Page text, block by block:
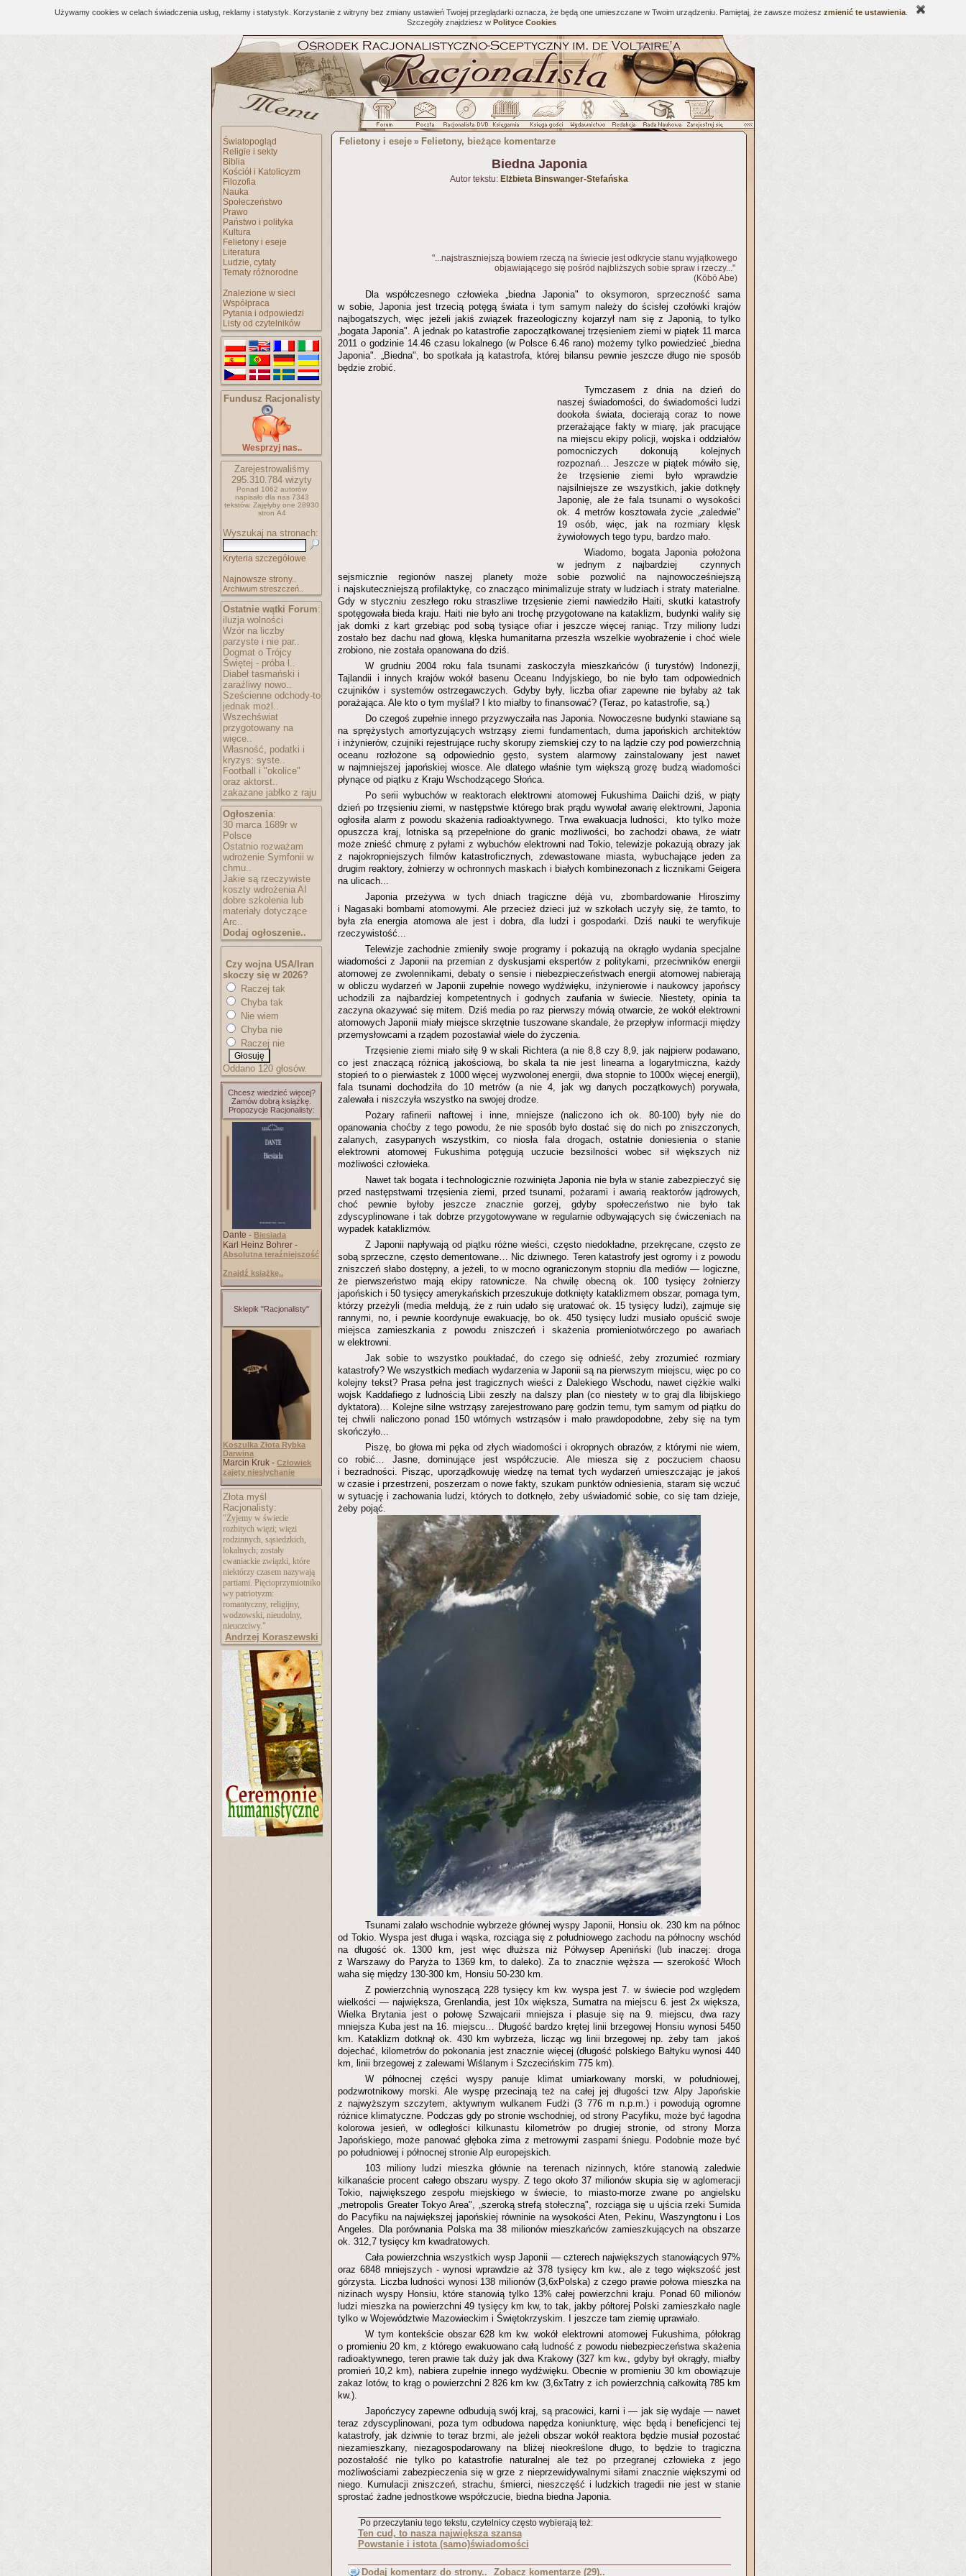
Używamy cookies w celach świadczenia usług, reklamy i statystyk. Korzystanie z witryny bez zmiany ustawień Twojej przeglądarki oznacza, że będą one umieszczane w Twoim urządzeniu. Pamiętaj, że zawsze możesz zmienić te ustawienia
Szczegóły znajdziesz w Polityce Cookies
Światopogląd
Religie i sekty
Biblia
Kościół i Katolicyzm
Filozofia
Nauka
Społeczeństwo
Prawo
Państwo i polityka
Kultura
Felietony i eseje
Literatura
Ludzie, cytaty
Tematy różnorodne
Znalezione w sieci
Współpraca
Pytania i odpowiedzi
Listy od czytelników
Fundusz Racjonalisty
Wesprzyj nas..
Zarejestrowaliśmy
295.310.784 wizyty
Ponad 1062 autorów
napisało dla nas 7343
tekstów. Zajęłyby one 28930
stron A4
Wyszukaj na stronach:
Kryteria szczegółowe
Najnowsze strony..
Archiwum streszczeń..
Ostatnie wątki Forum:
iluzja wolności
Wzór na liczby
parzyste i nie par..
Dogmat o Trójcy
Świętej - próba l..
Diabeł tasmański i
zaraźliwy nowo..
Sześcienne odchody-to
jednak możl..
Wszechświat
przygotowany na
więce..
Własność, podatki i
kryzys: syste..
Football i "okolice"
oraz aktorst..
zakazane jabłko z raju
Ogłoszenia:
30 marca 1689r w
Polsce
Ostatnio rozważam
wdrożenie Symfonii w
chmu..
Jakie są rzeczywiste
koszty wdrożenia AI
dobre szkolenia lub
materiały dotyczące
Arc..
Dodaj ogłoszenie..
Czy wojna USA/Iran
skoczy się w 2026?
Raczej tak
Chyba tak
Nie wiem
Chyba nie
Raczej nie
Oddano 120 głosów.
Chcesz wiedzieć więcej?
Zamów dobrą książkę.
Propozycje Racjonalisty:
Dante - Biesiada
Karl Heinz Bohrer -
Absolutna teraźniejszość
Znajdź książkę..
Sklepik "Racjonalisty"
Koszulka Złota Rybka
Darwina
Marcin Kruk - Człowiek
zajęty niesłychanie
Złota myśl
Racjonalisty:
"Żyjemy w świecie
rozbitych więzi; więzi
rodzinnych, sąsiedzkich,
lokalnych; zostały
cwaniackie związki, które
niektórzy czasem nazywają
partiami. Pięcioprzymiotniko
wy patriotyzm:
romantyczny, religijny,
wodzowski, nieudolny,
nieuczciwy."
Andrzej Koraszewski
Felietony i eseje » Felietony, bieżące komentarze
Biedna Japonia
Autor tekstu: Elżbieta Binswanger-Stefańska
"...najstraszniejszą bowiem rzeczą na świecie jest odkrycie stanu wyjątkowego
objawiającego się pośród najbliższych sobie spraw i rzeczy..."
(Kōbō Abe)
Dla współczesnego człowieka „biedna Japonia" to oksymoron, sprzeczność sama
w sobie, Japonia jest trzecią potęgą świata i tym samym należy do ścisłej czołówki krajów
najbogatszych, więc jeżeli jakiś związek frazeologiczny kojarzył nam się z Japonią, to tylko
„bogata Japonia". A jednak po katastrofie zapoczątkowanej trzęsieniem ziemi w piątek 11 marca
2011 o godzinie 14.46 czasu lokalnego (w Polsce 6.46 rano) możemy tylko powiedzieć „biedna
Japonia". „Biedna", bo spotkała ją katastrofa, której bilansu pewnie jeszcze długo nie sposób
będzie zrobić.
Tymczasem z dnia na dzień do
naszej świadomości, do świadomości ludzi
dookoła świata, docierają coraz to nowe
przerażające fakty w miarę, jak pracujące
na miejscu ekipy policji, wojska i oddziałów
pomocniczych dokonują kolejnych
rozpoznań… Jeszcze w piątek mówiło się,
że trzęsienie ziemi było wprawdzie
najsilniejsze ze wszystkich, jakie dotknęły
Japonię, ale że fala tsunami o wysokości
ok. 4 metrów kosztowała życie „zaledwie"
19 osób, więc, jak na rozmiary klęsk
żywiołowych tego typu, bardzo mało.
Wiadomo, bogata Japonia położona
w jednym z najbardziej czynnych
sejsmicznie regionów naszej planety może sobie pozwolić na najnowocześniejszą
i najskuteczniejszą profilaktykę, co znacząco minimalizuje straty w ludziach i straty materialne.
Gdy w styczniu zeszłego roku straszliwe trzęsienie ziemi nawiedziło Haiti, skutki katastrofy
spotęgowała bieda kraju. Haiti nie było ani trochę przygotowane na kataklizm, budynki waliły się
jak domki z kart grzebiąc pod sobą tysiące ofiar i jeszcze więcej raniąc. Trzy miliony ludzi
zostało bez dachu nad głową, klęska humanitarna przeszła wszelkie wyobrażenie i choć wiele
zrobiono, nie została opanowana do dziś.
W grudniu 2004 roku fala tsunami zaskoczyła mieszkańców (i turystów) Indonezji,
Tajlandii i innych krajów wokół basenu Oceanu Indyjskiego, bo nie było tam odpowiednich
czujników i systemów ostrzegawczych. Gdyby były, liczba ofiar zapewne nie byłaby aż tak
porażająca. Ale kto o tym myślał? I kto miałby to finansować? (Teraz, po katastrofie, są.)
Do czegoś zupełnie innego przyzwyczaiła nas Japonia. Nowoczesne budynki stawiane są
na sprężystych amortyzujących wstrząsy ziemi fundamentach, duma japońskich architektów
i inżynierów, czujniki rejestrujące ruchy skorupy ziemskiej czy to na lądzie czy pod powierzchnią
oceanu rozłożone są odpowiednio gęsto, system alarmowy zainstalowany jest nawet
w najmniejszej japońskiej wiosce. Ale dlatego właśnie tym większą grozę budzą wiadomości
płynące od piątku z Kraju Wschodzącego Słońca.
Po serii wybuchów w reaktorach elektrowni atomowej Fukushima Daiichi dziś, w piąty
dzień po trzęsieniu ziemi, w następstwie którego brak prądu wywołał awarię elektrowni, Japonia
ogłosiła alarm z powodu skażenia radioaktywnego. Trwa ewakuacja ludności, kto tylko może
opuszcza kraj, lotniska są przepełnione do granic możliwości, bo zachodzi obawa, że wiatr
może znieść chmurę z pyłami z wybuchów elektrowni nad Tokio, telewizje pokazują obrazy jak
z najokropniejszych filmów katastroficznych, zdewastowane miasta, wybuchające jeden za
drugim reaktory, żołnierzy w ochronnych maskach i białych kombinezonach z licznikami Geigera
na ulicach...
Japonia przeżywa w tych dniach tragiczne déjà vu, zbombardowanie Hiroszimy
i Nagasaki bombami atomowymi. Ale przecież dzieci już w szkołach uczyły się, że tamto, to
była zła energia atomowa ale jest i dobra, dla ludzi i gospodarki. Dziś nauki te weryfikuje
rzeczywistość...
Telewizje zachodnie zmieniły swoje programy i pokazują na okrągło wydania specjalne
wiadomości z Japonii na przemian z dyskusjami ekspertów z politykami, przeciwników energii
atomowej ze zwolennikami, debaty o sensie i niebezpieczeństwach energii atomowej nabierają
w obliczu wydarzeń w Japonii zupełnie nowego wydźwięku, inżynierowie i naukowcy japońscy
uchodzili za najbardziej kompetentnych i godnych zaufania w świecie. Niestety, opinia ta
zaczyna okazywać się mitem. Dziś media po raz pierwszy mówią otwarcie, że wokół elektrowni
atomowych Japonii miały miejsce skrzętnie tuszowane skandale, że przepływ informacji między
przemysłowcami a rządem pozostawiał wiele do życzenia.
Trzęsienie ziemi miało siłę 9 w skali Richtera (a nie 8,8 czy 8,9, jak najpierw podawano,
co jest znaczącą różnicą jakościową, bo skala ta nie jest linearna a logarytmiczna, każdy
stopień to o pierwiastek z 1000 więcej wyzwolonej energii, dwa stopnie to 1000x więcej energii),
fala tsunami dochodziła do 10 metrów (a nie 4, jak wg danych początkowych) porywała,
zalewała i niszczyła wszystko na swojej drodze.
Pożary rafinerii naftowej i inne, mniejsze (naliczono ich ok. 80-100) były nie do
opanowania choćby z tego powodu, że nie sposób było dostać się do nich po zniszczonych,
zalanych, zasypanych wszystkim, co niosła fala drogach, ostatnie doniesienia o stanie
elektrowni atomowej Fukushima potęgują uczucie bezsilności wobec sił większych niż
możliwości człowieka.
Nawet tak bogata i technologicznie rozwinięta Japonia nie była w stanie zabezpieczyć się
przed następstwami trzęsienia ziemi, przed tsunami, pożarami i awarią reaktorów jądrowych,
choć pewnie byłoby jeszcze znacznie gorzej, gdyby społeczeństwo nie było tak
zdyscyplinowane i tak dobrze przygotowywane w regularnie odbywających się ćwiczeniach na
wypadek kataklizmów.
Z Japonii napływają od piątku różne wieści, często niedokładne, przekręcane, często ze
sobą sprzeczne, często dementowane… Nic dziwnego. Teren katastrofy jest ogromy i z powodu
zniszczeń słabo dostępny, a jeżeli, to w mocno ograniczonym stopniu dla mediów — logiczne,
że pierwszeństwo mają ekipy ratownicze. Na chwilę obecną ok. 100 tysięcy żołnierzy
japońskich i 50 tysięcy amerykańskich przeszukuje dotknięty kataklizmem obszar, pomaga tym,
którzy przeżyli (media meldują, że z ruin udało się uratować ok. 15 tysięcy ludzi), zajmuje się
rannymi, no, i pewnie koordynuje ewakuację, bo ok. 450 tysięcy ludzi musiało opuścić swoje
miejsca zamieszkania z powodu zniszczeń i skażenia promieniotwórczego po awariach
w elektrowni.
Jak sobie to wszystko poukładać, do czego się odnieść, żeby zrozumieć rozmiary
katastrofy? We wszystkich mediach wydarzenia w Japonii są na pierwszym miejscu, więc po co
kolejny tekst? Prasa pełna jest tragicznych wieści z Dalekiego Wschodu, nawet ciężkie walki
wojsk Kaddafiego z ludnością Libii zeszły na dalszy plan (co niestety w to graj dla libijskiego
dyktatora)… Kolejne silne wstrząsy zarejestrowano parę godzin temu, tym samym od piątku do
tej chwili naliczono ponad 150 wtórnych wstrząsów i mało prawdopodobne, żeby się na tym
skończyło...
Piszę, bo głowa mi pęka od złych wiadomości i okropnych obrazów, z którymi nie wiem,
co robić… Jasne, dominujące jest współczucie. Ale miesza się z poczuciem chaosu
i bezradności. Pisząc, uporządkowuję wiedzę na temat tych wydarzeń umieszczając je jakoś
w czasie i przestrzeni, poszerzam o nowe fakty, szukam punktów odniesienia, staram się wczuć
w sytuację i zachowania ludzi, których to dotknęło, żeby uświadomić sobie, co się tam dzieje,
żeby pojąć.
Tsunami zalało wschodnie wybrzeże głównej wyspy Japonii, Honsiu ok. 230 km na północ
od Tokio. Wyspa jest długa i wąska, rozciąga się z południowego zachodu na północny wschód
na długość ok. 1300 km, jest więc dłuższa niż Półwysep Apeniński (lub inaczej: droga
z Warszawy do Paryża to 1369 km, to daleko). Za to znacznie węższa — szerokość Włoch
waha się między 130-300 km, Honsiu 50-230 km.
Z powierzchnią wynoszącą 228 tysięcy km kw. wyspa jest 7. w świecie pod względem
wielkości — największa, Grenlandia, jest 10x większa, Sumatra na miejscu 6. jest 2x większa,
Wielka Brytania jest o połowę Szwajcarii mniejsza i plasuje się na 9. miejscu, dwa razy
mniejsza Kuba jest na 16. miejscu… Długość bardzo krętej linii brzegowej Honsiu wynosi 5450
km. Kataklizm dotknął ok. 430 km wybrzeża, licząc wg linii brzegowej np. żeby tam jakoś
dojechać, kilometrów do pokonania jest znacznie więcej (długość polskiego Bałtyku wynosi 440
km, linii brzegowej z zalewami Wiślanym i Szczecińskim 775 km).
W północnej części wyspy panuje klimat umiarkowany morski, w południowej,
podzwrotnikowy morski. Ale wyspę przecinają też na całej jej długości tzw. Alpy Japońskie
z najwyższym szczytem, aktywnym wulkanem Fudżi (3 776 m n.p.m.) i powodują ogromne
różnice klimatyczne. Podczas gdy po stronie wschodniej, od strony Pacyfiku, może być łagodna
kolorowa jesień, w odległości kilkunastu kilometrów po drugiej stronie, od strony Morza
Japońskiego, może panować głęboka zima z metrowymi zaspami śniegu. Podobnie może być
po południowej i północnej stronie Alp europejskich.
103 miliony ludzi mieszka głównie na terenach nizinnych, które stanowią zaledwie
kilkanaście procent całego obszaru wyspy. Z tego około 37 milionów skupia się w aglomeracji
Tokio, największego zespołu miejskiego w świecie, to miasto-morze zwane po angielsku
„metropolis Greater Tokyo Area", „szeroką strefą stołeczną", rozciąga się u ujścia rzeki Sumida
do Pacyfiku na największej japońskiej równinie na wysokości Aten, Pekinu, Waszyngtonu i Los
Angeles. Dla porównania Polska ma 38 milionów mieszkańców zamieszkujących na obszarze
ok. 312,7 tysięcy km kwadratowych.
Cała powierzchnia wszystkich wysp Japonii — czterech największych stanowiących 97%
oraz 6848 mniejszych - wynosi wprawdzie aż 378 tysięcy km kw., ale z tego większość jest
górzysta. Liczba ludności wynosi 138 milionów (3,6xPolska) z czego prawie połowa mieszka na
nizinach wyspy Honsiu, które stanowią tylko 13% całej powierzchni kraju. Ponad 60 milionów
ludzi mieszka na powierzchni 49 tysięcy km kw, to tak, jakby półtorej Polski zamieszkało nagle
tylko w Województwie Mazowieckim i Świętokrzyskim. I jeszcze tam ziemię uprawiało.
W tym kontekście obszar 628 km kw. wokół elektrowni atomowej Fukushima, półokrąg
o promieniu 20 km, z którego ewakuowano całą ludność z powodu niebezpieczeństwa skażenia
radioaktywnego, teren prawie tak duży jak dwa Krakowy (327 km kw., gdyby był okrągły, miałby
promień 10,2 km), nabiera zupełnie innego wydźwięku. Obecnie w promieniu 30 km obowiązuje
zakaz lotów, to krąg o powierzchni 2 826 km kw. (3,6xTatry z ich powierzchnią całkowitą 785 km
kw.).
Japończycy zapewne odbudują swój kraj, są pracowici, karni i — jak się wydaje — nawet
teraz zdyscyplinowani, poza tym odbudowa napędza koniunkturę, więc będą i beneficjenci tej
katastrofy, jak dziwnie to teraz brzmi, ale jeżeli obszar wokół reaktora będzie musiał pozostać
niezamieszkany, niezagospodarowany na bliżej nieokreślone długo, to będzie to tragiczna
pozostałość nie tylko po katastrofie naturalnej ale też po przegranej człowieka z jego
możliwościami zabezpieczenia się w grze z nieprzewidywalnymi siłami znacznie większymi od
niego. Kumulacji zniszczeń, strachu, śmierci, nieszczęść i ludzkich tragedii nie jest w stanie
sprostać żadne jednostkowe współczucie, biedna biedna Japonia.
Po przeczytaniu tego tekstu, czytelnicy często wybierają też:
Ten cud, to nasza największa szansa
Powstanie i istota (samo)świadomości
Dodaj komentarz do strony.. Zobacz komentarze (29)..